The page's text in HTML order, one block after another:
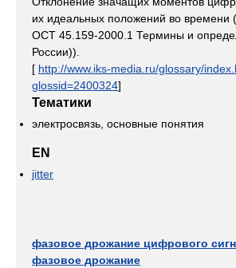
их идеальных положений во времени
ОСТ 45.159-2000.1 Термины и
России)).
[ http://www.iks-media.ru/glossary/
glossid=2400324]
Тематики
электросвязь, основные понятия
EN
jitter
фазовое дрожание цифрового
фазовое дрожание